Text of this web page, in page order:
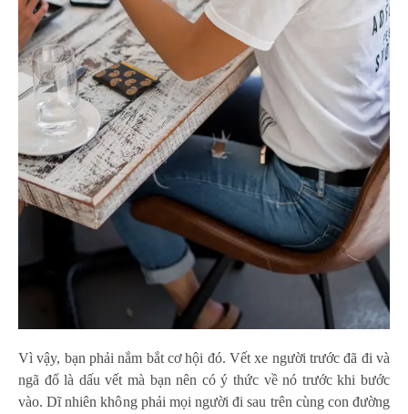
Vì vậy, bạn phải nắm bắt cơ hội đó. Vết xe người trước đã đi và
ngã đổ là dấu vết mà bạn nên có ý thức về nó trước khi bước
vào. Dĩ nhiên không phải mọi người đi sau trên cùng con đường